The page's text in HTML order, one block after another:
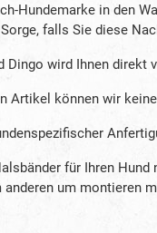
Hundemarke in den
falls Sie diese
Dingo wird Ihnen
Artikel können wir
für Ihren
um montieren